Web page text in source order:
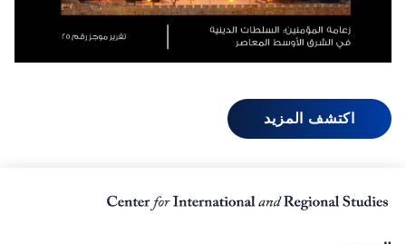
اكتشف المزيد